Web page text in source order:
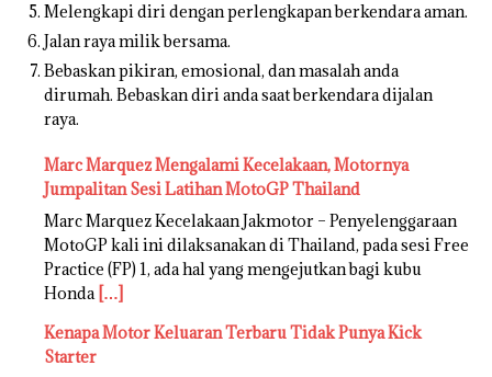
Melengkapi diri dengan perlengkapan berkendara aman.
Jalan raya milik bersama.
Bebaskan pikiran, emosional, dan masalah anda
dirumah. Bebaskan diri anda saat berkendara dijalan
raya.
Marc Marquez Mengalami Kecelakaan, Motornya
Jumpalitan Sesi Latihan MotoGP Thailand
Marc Marquez Kecelakaan Jakmotor – Penyelenggaraan
MotoGP kali ini dilaksanakan di Thailand, pada sesi Free
Practice (FP) 1, ada hal yang mengejutkan bagi kubu
Honda […]
Kenapa Motor Keluaran Terbaru Tidak Punya Kick
Starter